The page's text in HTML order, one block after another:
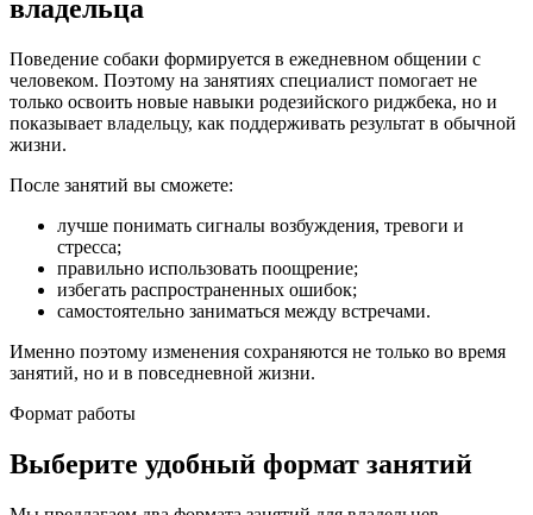
владельца
Поведение собаки формируется в ежедневном общении с
человеком. Поэтому на занятиях специалист помогает не
только освоить новые навыки родезийского риджбека, но и
показывает владельцу, как поддерживать результат в обычной
жизни.
После занятий вы сможете:
лучше понимать сигналы возбуждения, тревоги и
стресса;
правильно использовать поощрение;
избегать распространенных ошибок;
самостоятельно заниматься между встречами.
Именно поэтому изменения сохраняются не только во время
занятий, но и в повседневной жизни.
Формат работы
Выберите удобный формат занятий